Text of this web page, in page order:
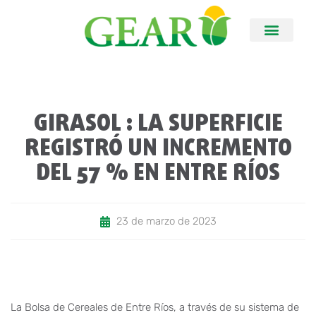
GIRASOL : LA SUPERFICIE
REGISTRÓ UN INCREMENTO
DEL 57 % EN ENTRE RÍOS
23 de marzo de 2023
La Bolsa de Cereales de Entre Ríos, a través de su sistema de